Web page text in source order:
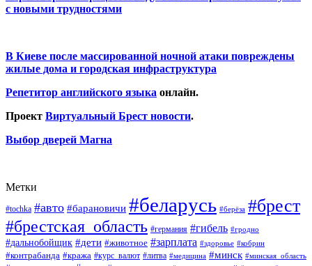
с новыми трудностями
В Киеве после массированной ночной атаки повреждены
жилые дома и городская инфраструктура
Репетитор английского языка онлайн.
Проект Виртуальный Брест новости.
Выбор дверей Магна
Метки
#tochka #авто #барановичи #беларусь #берёза #брест
#брестская_область #германия #гибель #гродно
#дальнобойщик #дети #животное #зарплата #здоровье #кобрин
#контрабанда #кража #курс_валют #литва #медицина #минск #минская_область